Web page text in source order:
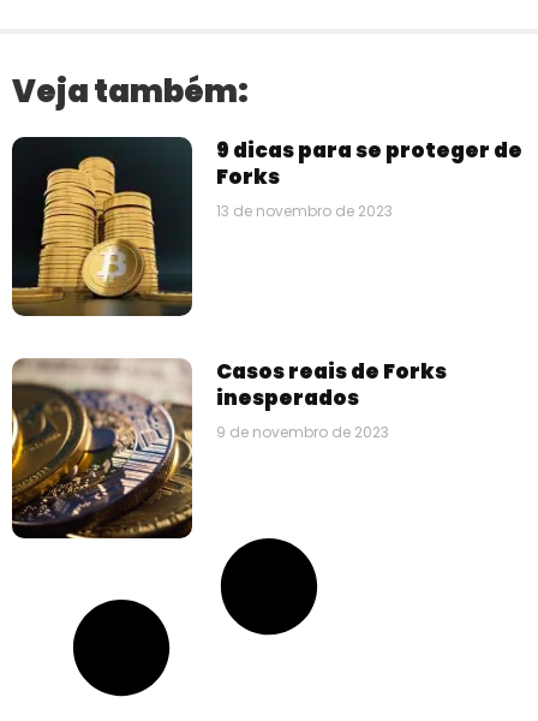
Veja também:
9 dicas para se proteger de
Forks
13 de novembro de 2023
Casos reais de Forks
inesperados
9 de novembro de 2023